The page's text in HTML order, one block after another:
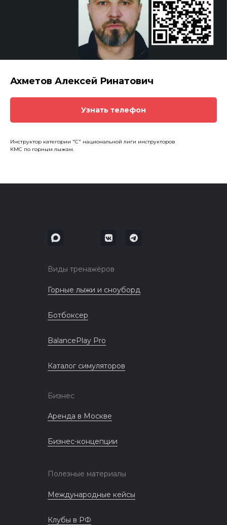
Ахметов Алексей Ринатович
Узнать телефон
Инструктор категории "С" национальной лиги инструкторов
КМС по горным лыжам.
Виды тренажёров
Горные лыжи и сноуборд
Ботбоксер
BalancePlay Pro
Бизнес
Бизнес-концепции
Аренда в Москве
Полезные материалы
Клубы в РФ
Международные кейсы
Каталог симуляторов